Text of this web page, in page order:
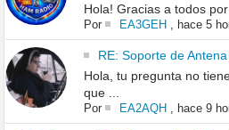
Hola! Gracias a todos
Por EA3GEH, hace 5
RE: Soporte de
Hola, tu pregunta no
que ...
Por EA2AQH, hace 9